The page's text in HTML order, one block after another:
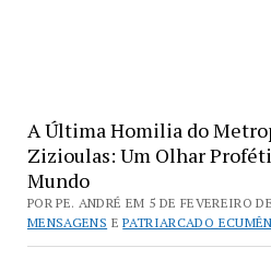
A Última Homilia do
Zizioulas: Um Olhar
Mundo
POR PE. ANDRÉ EM 5 DE FEVEREIRO
MENSAGENS EPATRIARCADO